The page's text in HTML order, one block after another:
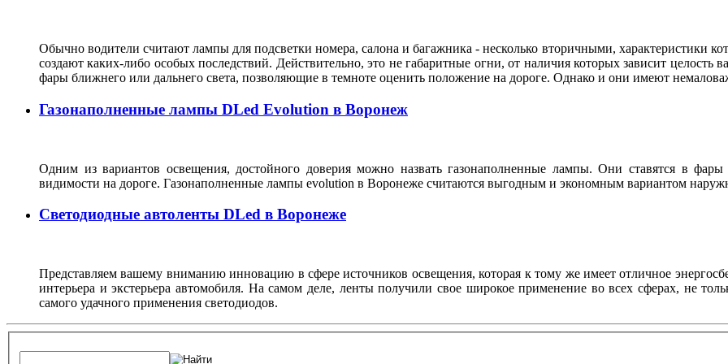
Обычно водители считают лампы для подсветки номера, салона и багажника - несколько вторичными, характеристики
создают каких-либо особых последствий. Действительно, это не габаритные огни, от наличия которых зависит целость
фары ближнего или дальнего света, позволяющие в темноте оценить положение на дороге. Однако и они имеют
Газонаполненные лампы DLed Evolution в Воронеж
Одним из вариантов освещения, достойного доверия можно назвать газонаполненные лампы. Они ставятся в
видимости на дороге. Газонаполненные лампы evolution в Воронеже считаются выгодным и экономным вариантом
Светодиодные автоленты DLed в Воронеже
Представляем вашему вниманию инновацию в сфере источников освещения, которая к тому же имеет отличное
интерьера и экстерьера автомобиля. На самом деле, ленты получили свое широкое применение во всех сферах, не
самого удачного применения светодиодов.